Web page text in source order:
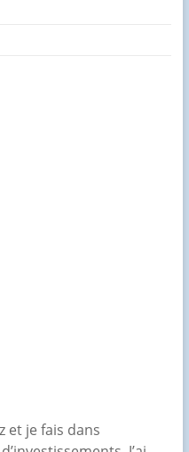
et je fais dans